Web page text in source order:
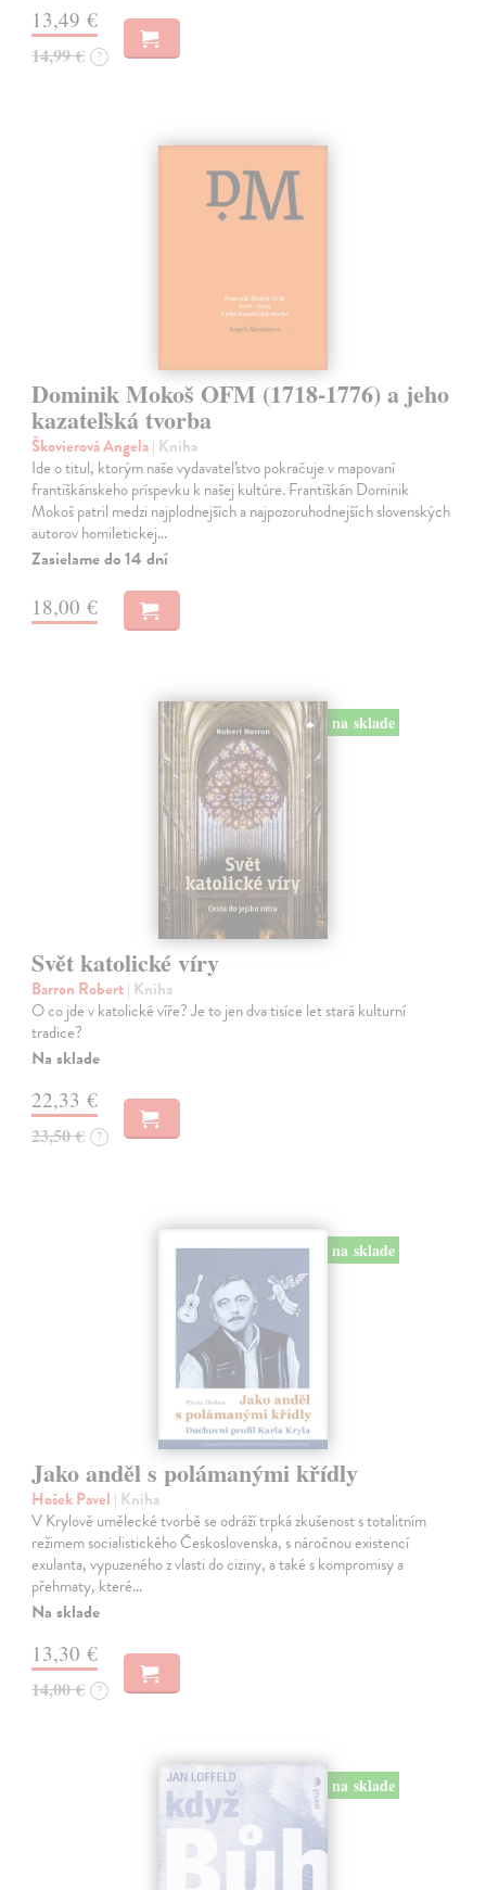
13,49 €
14,99 € ?
Dominik Mokoš OFM (1718-1776) a jeho
kazateľská tvorba
Škovierová Angela| Kniha
Ide o titul, ktorým naše vydavateľstvo pokračuje v mapovaní
františkánskeho príspevku k našej kultúre. Františkán Dominik
Mokoš patril medzi najplodnejších a najpozoruhodnejších slovenských
autorov homiletickej…
Zasielame do 14 dní
18,00 €
na sklade
Svět katolické víry
Barron Robert| Kniha
O co jde v katolické víře? Je to jen dva tisíce let stará kulturní
tradice?
Na sklade
22,33 €
23,50 € ?
na sklade
Jako anděl s polámanými křídly
Hošek Pavel | Kniha
V Krylově umělecké tvorbě se odráží trpká zkušenost s totalitním
režimem socialistického Československa, s náročnou existencí
exulanta, vypuzeného z vlasti do ciziny, a také s kompromisy a
přehmaty, které…
Na sklade
13,30 €
14,00 € ?
na sklade